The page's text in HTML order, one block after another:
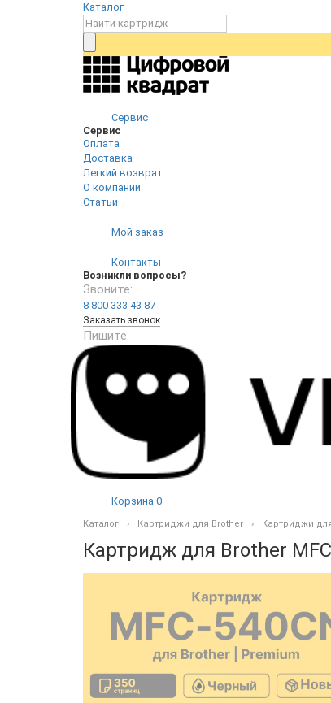
Каталог
Сервис
Сервис
Оплата
Доставка
Легкий возврат
О компании
Статьи
Мой заказ
Контакты
Возникли вопросы?
Звоните:
8 800 333 43 87
Заказать звонок
Пишите:
Корзина 0
Каталог Картриджи для Brother Картриджи
Картридж для Brother